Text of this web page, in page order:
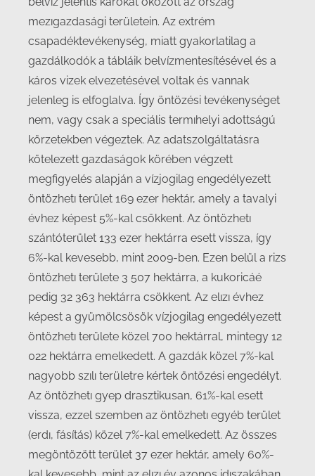
mezıgazdasági területein. Az extrém
csapadéktevékenység, miatt gyakorlatilag a
gazdálkodók a tábláik belvízmentesítésével és a
káros vizek elvezetésével voltak és vannak
jelenleg is elfoglalva. Így öntözési tevékenységet
nem, vagy csak a speciális termıhelyi adottságú
körzetekben végeztek. Az adatszolgáltatásra
kötelezett gazdaságok körében végzett
megfigyelés alapján a vízjogilag engedélyezett
öntözhetı terület 169 ezer hektár, amely a tavalyi
évhez képest 5%-kal csökkent. Az öntözhetı
szántóterület 133 ezer hektárra esett vissza, így
6%-kal kevesebb, mint 2009-ben. Ezen belül a rizs
öntözhetı területe 3 507 hektárra, a kukoricáé
pedig 32 363 hektárra csökkent. Az elızı évhez
képest a gyümölcsösök vízjogilag engedélyezett
öntözhetı területe közel 700 hektárral, mintegy 12
022 hektárra emelkedett. A gazdák közel 7%-kal
nagyobb szılı területre kértek öntözési engedélyt.
Az öntözhetı gyep drasztikusan, 61%-kal esett
vissza, ezzel szemben az öntözhetı egyéb terület
(erdı, fásítás) közel 7%-kal emelkedett. Az összes
megöntözött terület 37 ezer hektár, amely 60%-